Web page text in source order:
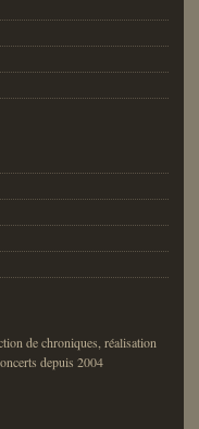
de chroniques, réalisation
depuis 2004